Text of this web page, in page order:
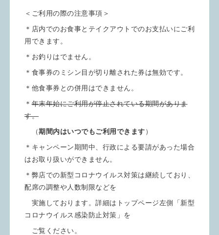
＜ご利用の際の注意事項＞
＊店内でのお食事とテイクアウトでのお支払いにご利
用できます。
＊お釣りはでません。
＊食事券のミシン目が切り離された券は無効です。
＊他食事券との併用はできません。
＊年末年始にご利用が停止されている期間がありま
す。
（期間内はいつでもご利用できます）
＊キャンペーン期間中、行政による要請があった場合
はお取り扱いができません。
＊弊店での新型コロナウイルス対策は継続しており、
配席の調整や人数制限などを
実施しております。詳細はトップページ左側「新型
コロナウイルス感染防止対策」を
ご覧ください。